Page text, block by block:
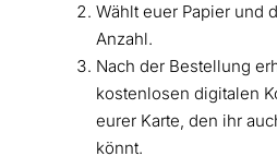
Wählt euer Papier und
Anzahl.
Nach der Bestellung
kostenlosen digitalen
eurer Karte, den ihr
könnt.